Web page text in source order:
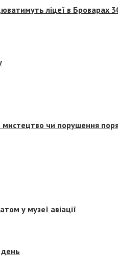
ліцеї в Броварах
мистецтво чи порушення
у музеї авіації